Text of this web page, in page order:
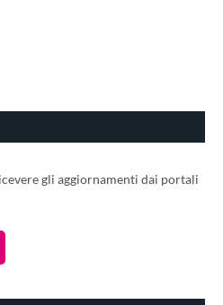
gli aggiornamenti dai portali